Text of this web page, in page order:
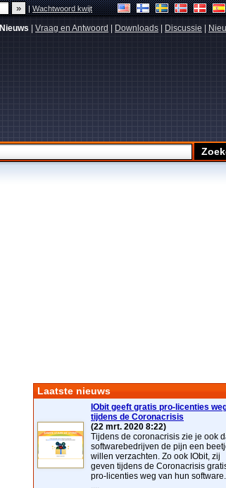
|Wachtwoord kwijt
Nieuws Vraag en Antwoord Downloads Discussie
Laatste nieuws
IObit geeft gratis pro-licenties
tijdens de Coronacrisis
(22 mrt. 2020 8:22)
Tijdens de coronacrisis zie je ook
softwarebedrijven de pijn een
willen verzachten. Zo ook IObit, zij
geven tijdens de Coronacrisis
pro-licenties weg van hun
....